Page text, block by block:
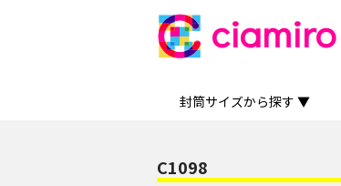
ciamiro
封筒サイズから探す ▼
C1098